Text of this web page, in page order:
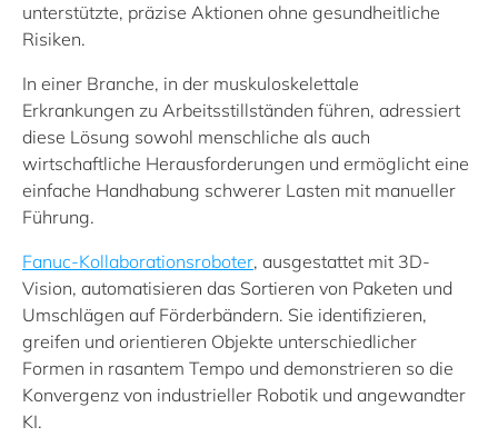
unterstützte, präzise Aktionen ohne gesundheitliche
Risiken.
In einer Branche, in der muskuloskelettale
Erkrankungen zu Arbeitsstillständen führen, adressiert
diese Lösung sowohl menschliche als auch
wirtschaftliche Herausforderungen und ermöglicht eine
einfache Handhabung schwerer Lasten mit manueller
Führung.
Fanuc-Kollaborationsroboter, ausgestattet mit 3D-
Vision, automatisieren das Sortieren von Paketen und
Umschlägen auf Förderbändern. Sie identifizieren,
greifen und orientieren Objekte unterschiedlicher
Formen in rasantem Tempo und demonstrieren so die
Konvergenz von industrieller Robotik und angewandter
KI.